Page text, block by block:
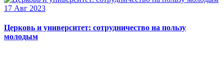
17 Авг 2023
Церковь и университет: сотрудничество на пользу
молодым